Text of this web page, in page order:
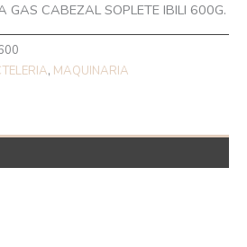
GAS CABEZAL SOPLETE IBILI 600G.
, MAQUINARIA